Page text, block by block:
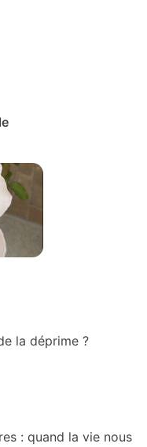
la déprime ?
: quand la vie nous